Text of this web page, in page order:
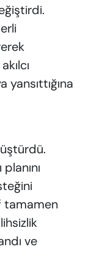
yansıttığına
tamamen
ve